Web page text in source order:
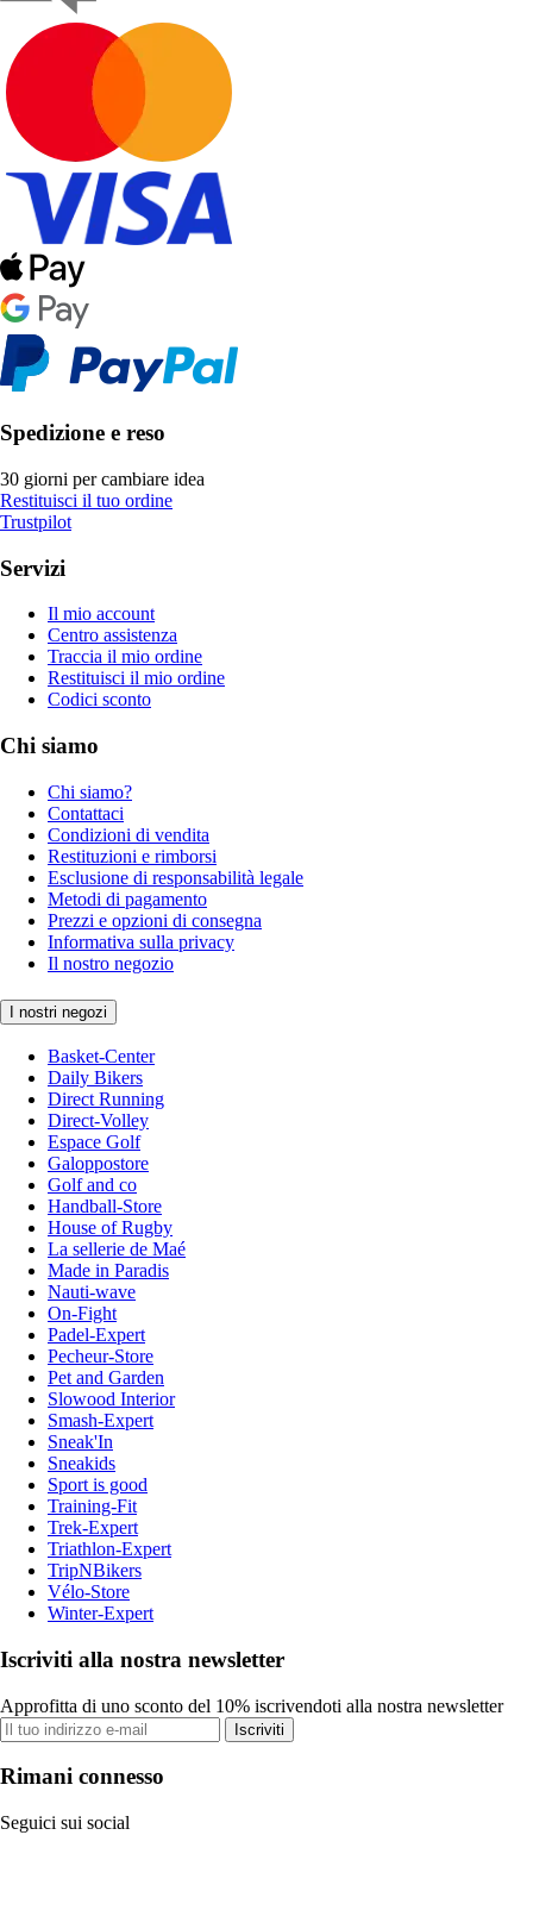
Spedizione e reso
30 giorni per cambiare idea
Restituisci il tuo ordine
Trustpilot
Servizi
Il mio account
Centro assistenza
Traccia il mio ordine
Restituisci il mio ordine
Codici sconto
Chi siamo
Chi siamo?
Contattaci
Condizioni di vendita
Restituzioni e rimborsi
Esclusione di responsabilità legale
Metodi di pagamento
Prezzi e opzioni di consegna
Informativa sulla privacy
Il nostro negozio
I nostri negozi
Basket-Center
Daily Bikers
Direct Running
Direct-Volley
Espace Golf
Galoppostore
Golf and co
Handball-Store
House of Rugby
La sellerie de Maé
Made in Paradis
Nauti-wave
On-Fight
Padel-Expert
Pecheur-Store
Pet and Garden
Slowood Interior
Smash-Expert
Sneak'In
Sneakids
Sport is good
Training-Fit
Trek-Expert
Triathlon-Expert
TripNBikers
Vélo-Store
Winter-Expert
Iscriviti alla nostra newsletter
Approfitta di uno sconto del 10% iscrivendoti alla nostra newsletter
Iscriviti
Rimani connesso
Seguici sui social